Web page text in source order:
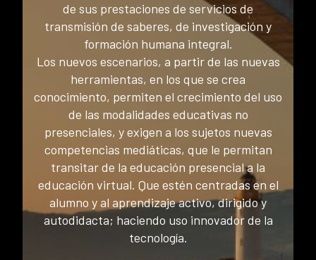
de sus prestaciones de servicios de
transmisión de saberes, de investigación y
formación humana integral.
Los nuevos escenarios, a partir de las nuevas
herramientas, en los que se crea
conocimiento, permiten el crecimiento del uso
de las modalidades educativas no
presenciales, y exigen a los sujetos nuevas
competencias mediáticas, que le permitan
transitar de la educación presencial a la
educación virtual. Que estén centradas en el
alumno y al aprendizaje activo, dirigido y
autodidacta; haciendo uso innovador de la
tecnología.